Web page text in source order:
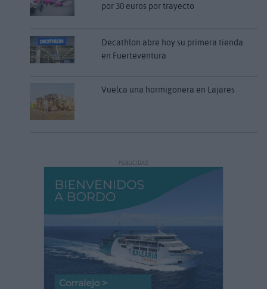
por 30 euros por trayecto
Decathlon abre hoy su primera tienda
en Fuerteventura
Vuelca una hormigonera en Lajares
PUBLICIDAD